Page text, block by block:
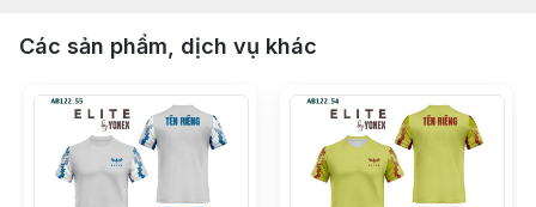
Các sản phẩm, dịch vụ khác